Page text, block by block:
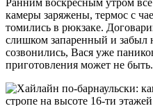
камеры заряжены, термос с
томились в рюкзаке.
слишком запаренный и забыл
созвонились, Вася уже
приготовления может не быть.